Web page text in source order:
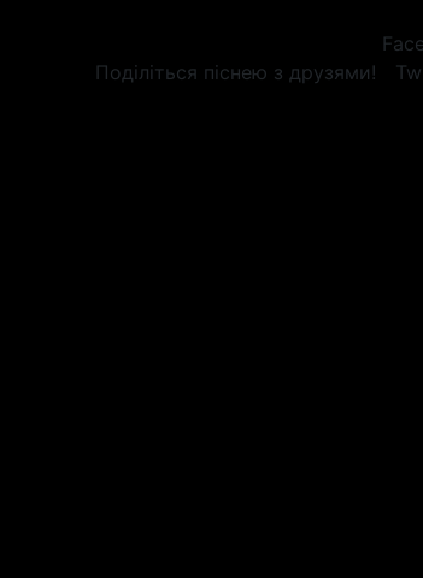
Поділіться піснею з друзями!